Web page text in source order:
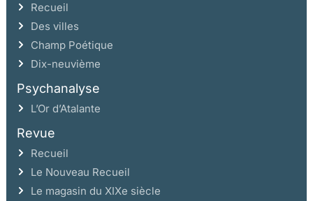
Recueil
Des villes
Champ Poétique
Dix-neuvième
Psychanalyse
L’Or d’Atalante
Revue
Recueil
Le Nouveau Recueil
Le magasin du XIXe siècle